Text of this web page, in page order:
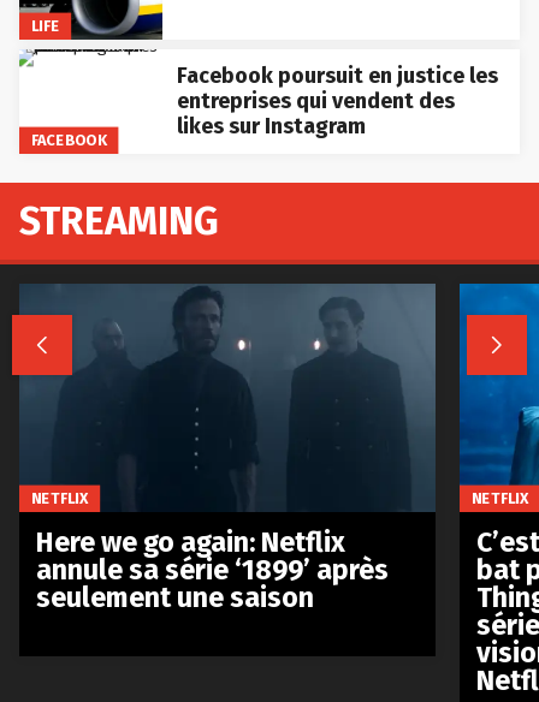
LIFE
FACEBOOK
Facebook poursuit en justice les
entreprises qui vendent des
likes sur Instagram
STREAMING
 
NETFLIX
Here we go again: Netflix
annule sa série ‘1899’ après
seulement une saison
NETFLIX
bat